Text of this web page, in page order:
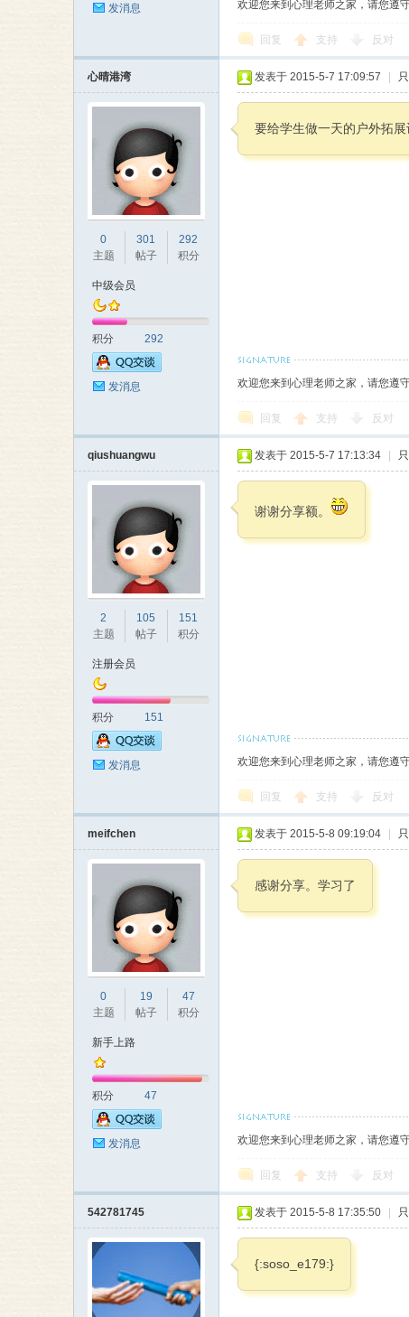
发消息 欢迎您来到心理老师之家，请您遵
回复 支持 反对
心晴港湾
0
主题
301
帖子
292
积分
中级会员
积分 292
发消息
发表于 2015-5-7 17:09:57
要给学生做一天的户外拓
欢迎您来到心理老师之家，请您遵
回复 支持 反对
qiushuangwu
2
主题
105
帖子
151
积分
注册会员
积分 151
发消息
发表于 2015-5-7 17:13:34
谢谢分享额。
欢迎您来到心理老师之家，请您遵
回复 支持 反对
meifchen
0
主题
19
帖子
47
积分
新手上路
积分 47
发消息
发表于 2015-5-8 09:19:04
感谢分享。学习了
欢迎您来到心理老师之家，请您遵
回复 支持 反对
542781745 发表于 2015-5-8 17:35:50
{:soso_e179:}